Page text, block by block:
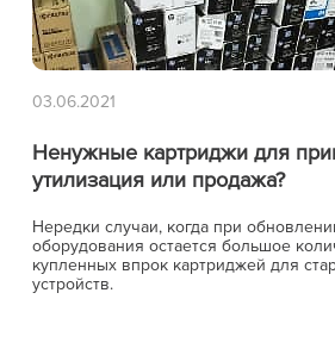
03.06.2021
Ненужные картриджи для
утилизация или продажа?
Нередки случаи, когда при
оборудования остается большое
купленных впрок картриджей для
устройств.